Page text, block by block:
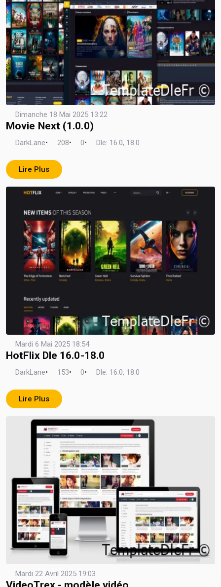
Dimanche 18 Mai 2025 13:22
Movie Next (1.0.0)
DarkLane• 208• 0• Dle: 16.0, 18.0
Lire Plus
Mardi 6 Mai 2025 18:54
HotFlix Dle 16.0-18.0
DarkLane• 153• 0• Dle: 16.0, 18.0
Lire Plus
Mardi 22 Avril 2025 19:03